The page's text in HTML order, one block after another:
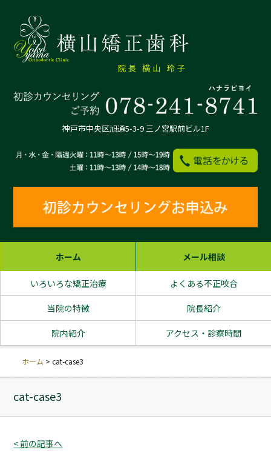
神戸市中央区旭通5-3-9 三ノ宮駅前ビル1F
ホーム メール相談
いろいろな矯正治療 よくある不正咬合
当院の特徴 院長紹介
院内紹介 アクセス・診察時間
ホーム > cat-case3
cat-case3
< 前の記事へ